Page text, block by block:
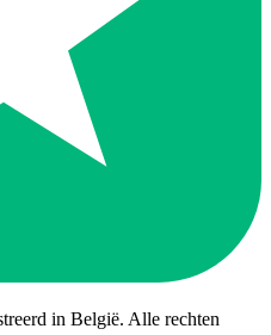
in België. Alle rechten